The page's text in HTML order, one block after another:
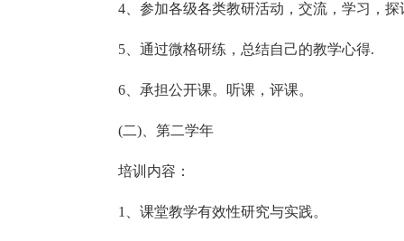
4、参加各级各类教研活动，交流，学习，探
5、通过微格研练，总结自己的教学心得.
6、承担公开课。听课，评课。
(二)、第二学年
培训内容：
1、课堂教学有效性研究与实践。